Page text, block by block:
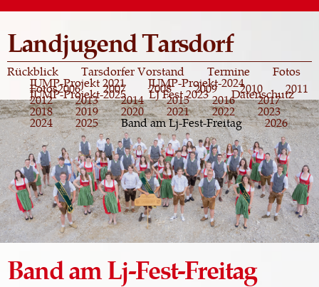
Direkt
Inhalt
Landjugend Tarsdorf
Rückblick Tarsdorfer Vorstand Termine
Fotos
Fotos2006 2007 2008 2009 2010 2011
2012 2013 2014 2015 2016 2017
2018 2019 2020 2021 2022 2023
2024 2025 Band am Lj-Fest-Freitag 2026
JUMP-Projekt 2021 JUMP-Projekt-2024
JUMP-Projekt-2025 LJ Fest 2023 Datenschutz
Band am Lj-Fest-Freitag